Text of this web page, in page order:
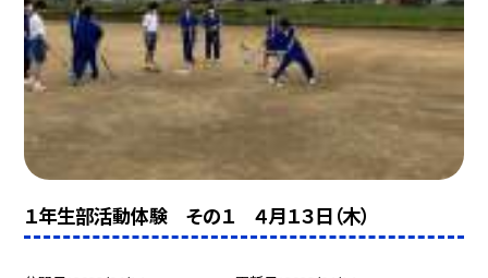
１年生部活動体験 その１ ４月１３日（木）